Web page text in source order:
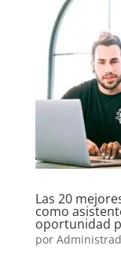
Las 20
como
oportunidad
por